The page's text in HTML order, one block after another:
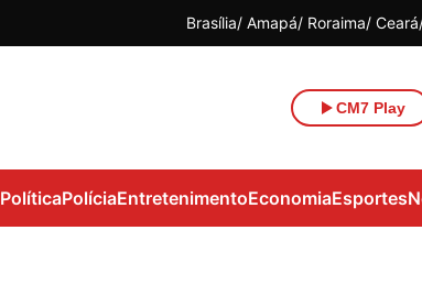
Brasília Amapá Roraima Ceará
CM7 Play
PolíticaPolíciaEntretenimentoEconomiaEsportes